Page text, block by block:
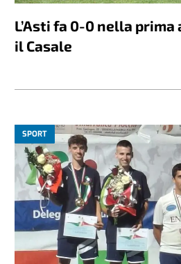
L’Asti fa 0-0 nella
il Casale
SPORT